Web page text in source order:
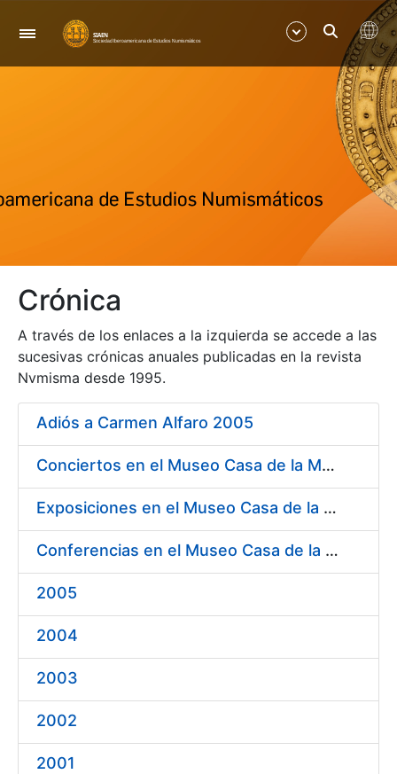
Navegación
Mostrar/Ocultar
Mostrar/Ocultar
Crónica
A través de los enlaces a la izquierda se accede a las
sucesivas crónicas anuales publicadas en la revista
Nvmisma desde 1995.
Adiós a Carmen Alfaro 2005
Conciertos en el Museo Casa de la Moneda 2005
Exposiciones en el Museo Casa de la Moneda 2005
Conferencias en el Museo Casa de la Moneda 2005
2005
2004
2003
2002
2001